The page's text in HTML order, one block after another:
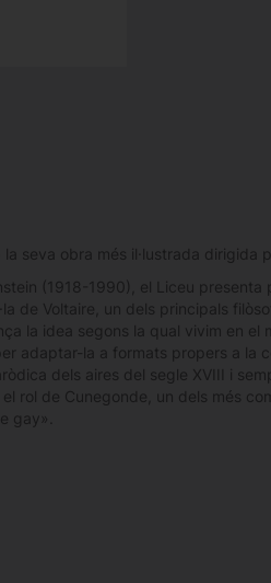
la seva obra més il·lustrada dirigida
(1918-1990), el Liceu presenta
de Voltaire, un dels principals
la idea segons la qual vivim en el
adaptar-la a formats propers a la
dels aires del segle XVIII i
rol de Cunegonde, un dels més
gay».